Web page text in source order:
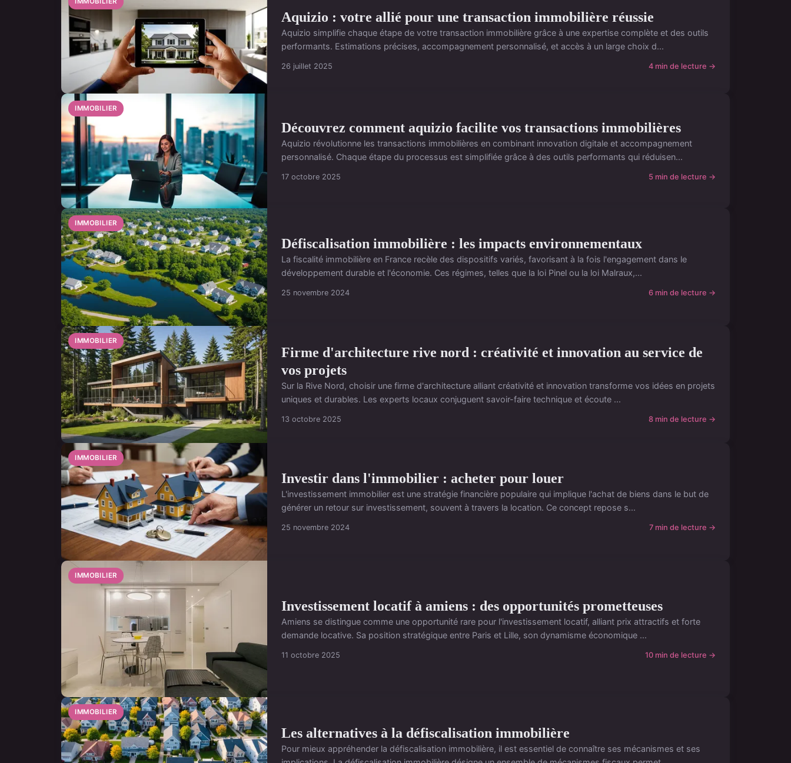
Aquizio : votre allié pour une transaction immobilière réussie
Aquizio simplifie chaque étape de votre transaction immobilière grâce à une expertise complète et des outils
performants. Estimations précises, accompagnement personnalisé, et accès à un large choix d...
26 juillet 2025 4 min de lecture →
IMMOBILIER
Découvrez comment aquizio facilite vos transactions immobilières
Aquizio révolutionne les transactions immobilières en combinant innovation digitale et accompagnement
personnalisé. Chaque étape du processus est simplifiée grâce à des outils performants qui réduisen...
17 octobre 2025 5 min de lecture →
IMMOBILIER
Défiscalisation immobilière : les impacts environnementaux
La fiscalité immobilière en France recèle des dispositifs variés, favorisant à la fois l'engagement dans le
développement durable et l'économie. Ces régimes, telles que la loi Pinel ou la loi Malraux,...
25 novembre 2024 6 min de lecture →
IMMOBILIER
Firme d'architecture rive nord : créativité et innovation au service de
vos projets
Sur la Rive Nord, choisir une firme d'architecture alliant créativité et innovation transforme vos idées en projets
uniques et durables. Les experts locaux conjuguent savoir-faire technique et écoute ...
13 octobre 2025 8 min de lecture →
IMMOBILIER
Investir dans l'immobilier : acheter pour louer
L'investissement immobilier est une stratégie financière populaire qui implique l'achat de biens dans le but de
générer un retour sur investissement, souvent à travers la location. Ce concept repose s...
25 novembre 2024 7 min de lecture →
IMMOBILIER
Investissement locatif à amiens : des opportunités prometteuses
Amiens se distingue comme une opportunité rare pour l'investissement locatif, alliant prix attractifs et forte
demande locative. Sa position stratégique entre Paris et Lille, son dynamisme économique ...
11 octobre 2025 10 min de lecture →
IMMOBILIER
Les alternatives à la défiscalisation immobilière
Pour mieux appréhender la défiscalisation immobilière, il est essentiel de connaître ses mécanismes et ses